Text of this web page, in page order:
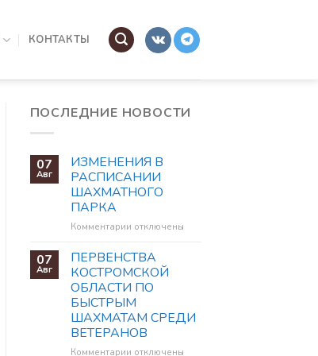
КОНТАКТЫ
ПОСЛЕДНИЕ НОВОСТИ
07
Авг
ИЗМЕНЕНИЯ В
РАСПИСАНИИ
ШАХМАТНОГО
ПАРКА
Комментариик
ИЗМЕНЕНИЯ
В
РАСПИСАНИИ
ШАХМАТНОГО
ПАРКА
отключены
07
Авг
ПЕРВЕНСТВА
КОСТРОМСКОЙ
ОБЛАСТИ ПО
БЫСТРЫМ
ШАХМАТАМ СРЕДИ
ВЕТЕРАНОВ
Комментариикотключены